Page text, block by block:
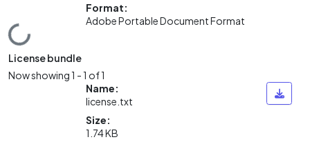
Loading...
Format:
Adobe Portable Document Format
License bundle
Now showing1 - 1 of 1
Name:
license.txt
Size:
1.74 KB